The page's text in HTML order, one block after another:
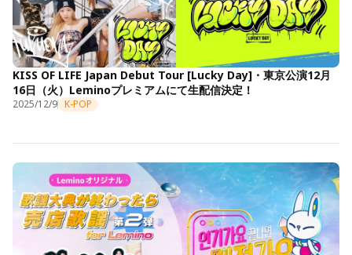
KISS OF LIFE Japan Debut Tour [Lucky Day]・東京公演12月
16日（火）Leminoプレミアムにて生配信決定！
2025/12/9 K-POP